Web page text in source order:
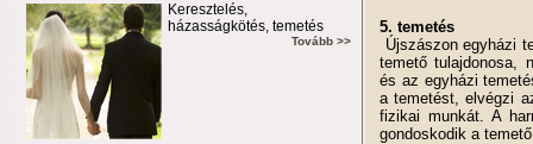
5. temetés
Újszászon egyházi
temető tulajdonosa,
és az egyházi
a temetést, elvégzi
fizikai munkát. A
gondoskodik a
Keresztelés,
házasságkötés, temetés
Tovább >>